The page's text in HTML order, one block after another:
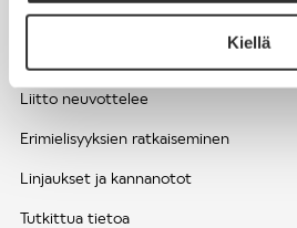
Kiellä
EDUNVALVONTA
Liitto neuvottelee
Erimielisyyksien ratkaiseminen
Linjaukset ja kannanotot
Tutkittua tietoa